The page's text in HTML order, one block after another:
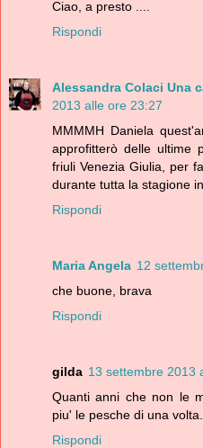
Ciao, a presto ....
Rispondi
Alessandra Colaci Una
2013 alle ore 23:27
MMMMH Daniela
approfitterò delle ultime
friuli Venezia Giulia, per
durante tutta la stagione
Rispondi
Maria Angela 12
che buone, brava
Rispondi
gilda 13 settembre 2013
Quanti anni che non le
piu' le pesche di una
Rispondi